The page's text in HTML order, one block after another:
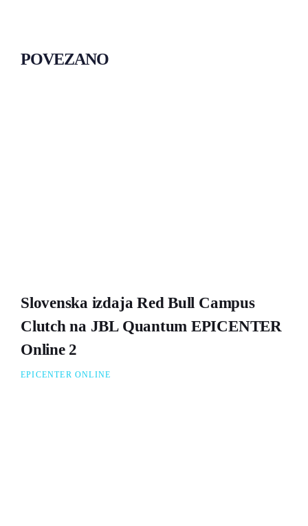
POVEZANO
Slovenska izdaja Red Bull Campus
Clutch na JBL Quantum EPICENTER
Online 2
EPICENTER ONLINE